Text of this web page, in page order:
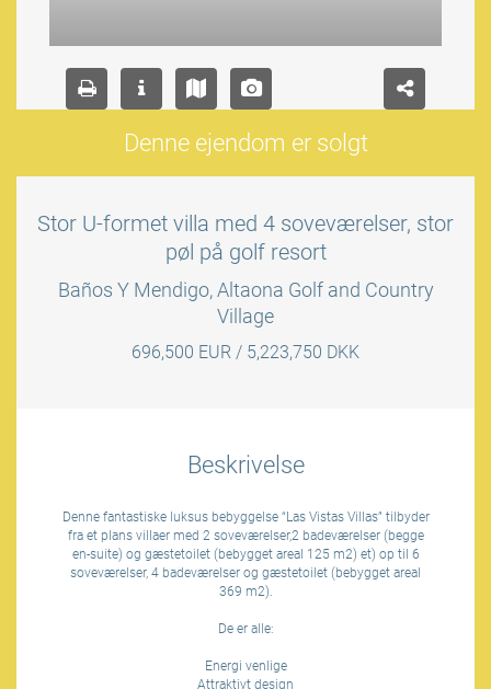
Denne ejendom er solgt
Stor U-formet villa med 4 soveværelser, stor
pøl på golf resort
Baños Y Mendigo, Altaona Golf and Country
Village
696,500 EUR / 5,223,750 DKK
Beskrivelse
Denne fantastiske luksus bebyggelse “Las Vistas Villas” tilbyder
fra et plans villaer med 2 soveværelser,2 badeværelser (begge
en-suite) og gæstetoilet (bebygget areal 125 m2) et) op til 6
soveværelser, 4 badeværelser og gæstetoilet (bebygget areal
369 m2).
De er alle:
Energi venlige
Attraktivt design